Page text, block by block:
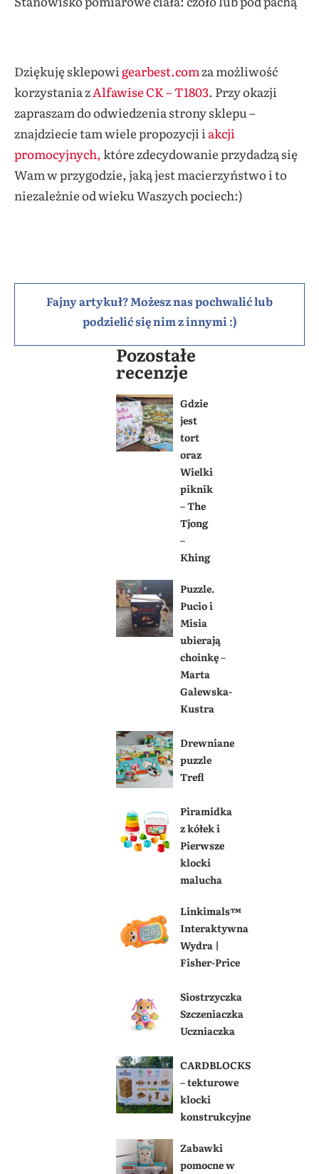
Dziękuję sklepowigearbest.comza możliwość
korzystania zAlfawise CK – T1803. Przy okazji
zapraszam do odwiedzenia strony sklepu –
znajdziecie tam wiele propozycji iakcji
promocyjnych,które zdecydowanie przydadzą się
Wam w przygodzie, jaką jest macierzyństwo i to
niezależnie od wieku Waszych pociech:)
Fajny artykuł? Możesz nas pochwalić lub
podzielić się nim z innymi :)
Pozostałe
recenzje
Gdzie
jest
tort
oraz
Wielki
piknik
– The
Tjong
–
Khing
Puzzle.
Pucio i
Misia
ubierają
choinkę –
Marta
Galewska-
Kustra
Drewniane
puzzle
Trefl
Piramidka
z kółek i
Pierwsze
klocki
malucha
Linkimals™
Interaktywna
Wydra |
Fisher-Price
Siostrzyczka
Szczeniaczka
Uczniaczka
CARDBLOCKS
– tekturowe
klocki
konstrukcyjne
Zabawki
pomocne w